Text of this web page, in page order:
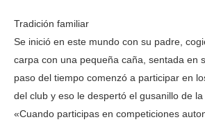
Tradición familiar
Se inició en este mundo con su padre,
carpa con una pequeña caña, sentada en
paso del tiempo comenzó a participar en
del club y eso le despertó el gusanillo de la
«Cuando participas en competiciones